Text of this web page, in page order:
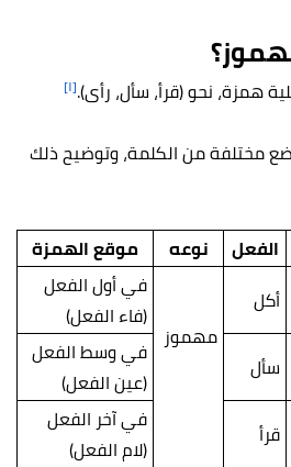
همزة، نحو (قرأ، سأل، رأى).[١]
مختلفة من الكلمة، وتوضيح ذلك
الفعل نوعه
موقع الهمزة
أكل
مهموز
في أول الفعل
(فاء الفعل)
سأل
في وسط الفعل
(عين الفعل)
قرأ
في آخر الفعل
(لام الفعل)